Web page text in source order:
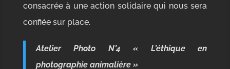
consacrée à une action solidaire qui nous sera
confiée sur place.
Atelier Photo N°4 « L’éthique en
photographie animalière »